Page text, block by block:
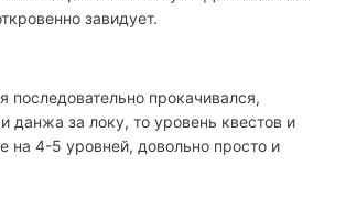
завидует.
последовательно прокачивался,
данжа за локу, то уровень квестов и
на 4-5 уровней, довольно просто и